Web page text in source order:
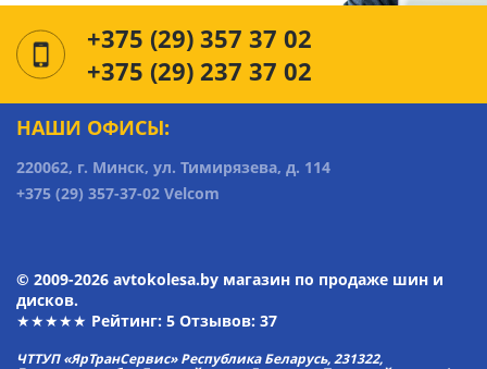
+375 (29) 357 37 02
+375 (29) 237 37 02
НАШИ ОФИСЫ:
220062, г. Минск, ул. Тимирязева, д. 114
+375 (29) 357-37-02 Velcom
© 2009-2026 avtokolesa.by магазин по продаже шин и
дисков.
★★★★★ Рейтинг: 5 Отзывов: 37
ЧТТУП «ЯрТранСервис» Республика Беларусь, 231322,